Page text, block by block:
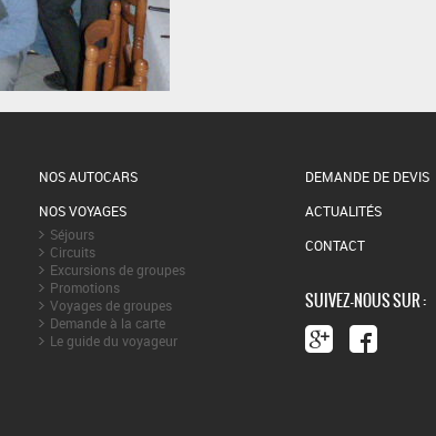
NOS AUTOCARS
NOS VOYAGES
Séjours
Circuits
Excursions de groupes
Promotions
Voyages de groupes
Demande à la carte
Le guide du voyageur
DEMANDE DE DEVIS
ACTUALITÉS
CONTACT
SUIVEZ-NOUS SUR :